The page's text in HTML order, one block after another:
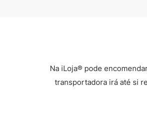
Na iLoja® pode
transportadora irá até si